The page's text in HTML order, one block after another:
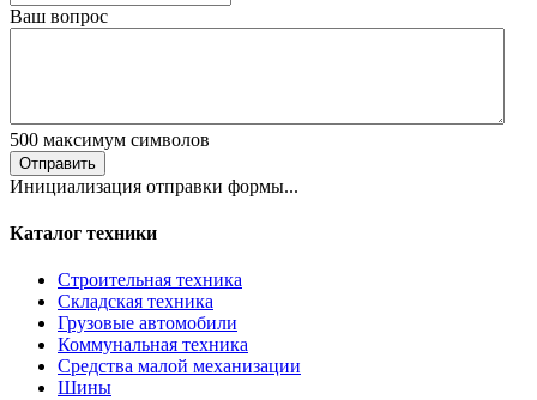
Ваш вопрос
500 максимум символов
Отправить
Инициализация отправки формы...
Каталог техники
Строительная техника
Складская техника
Грузовые автомобили
Коммунальная техника
Средства малой механизации
Шины